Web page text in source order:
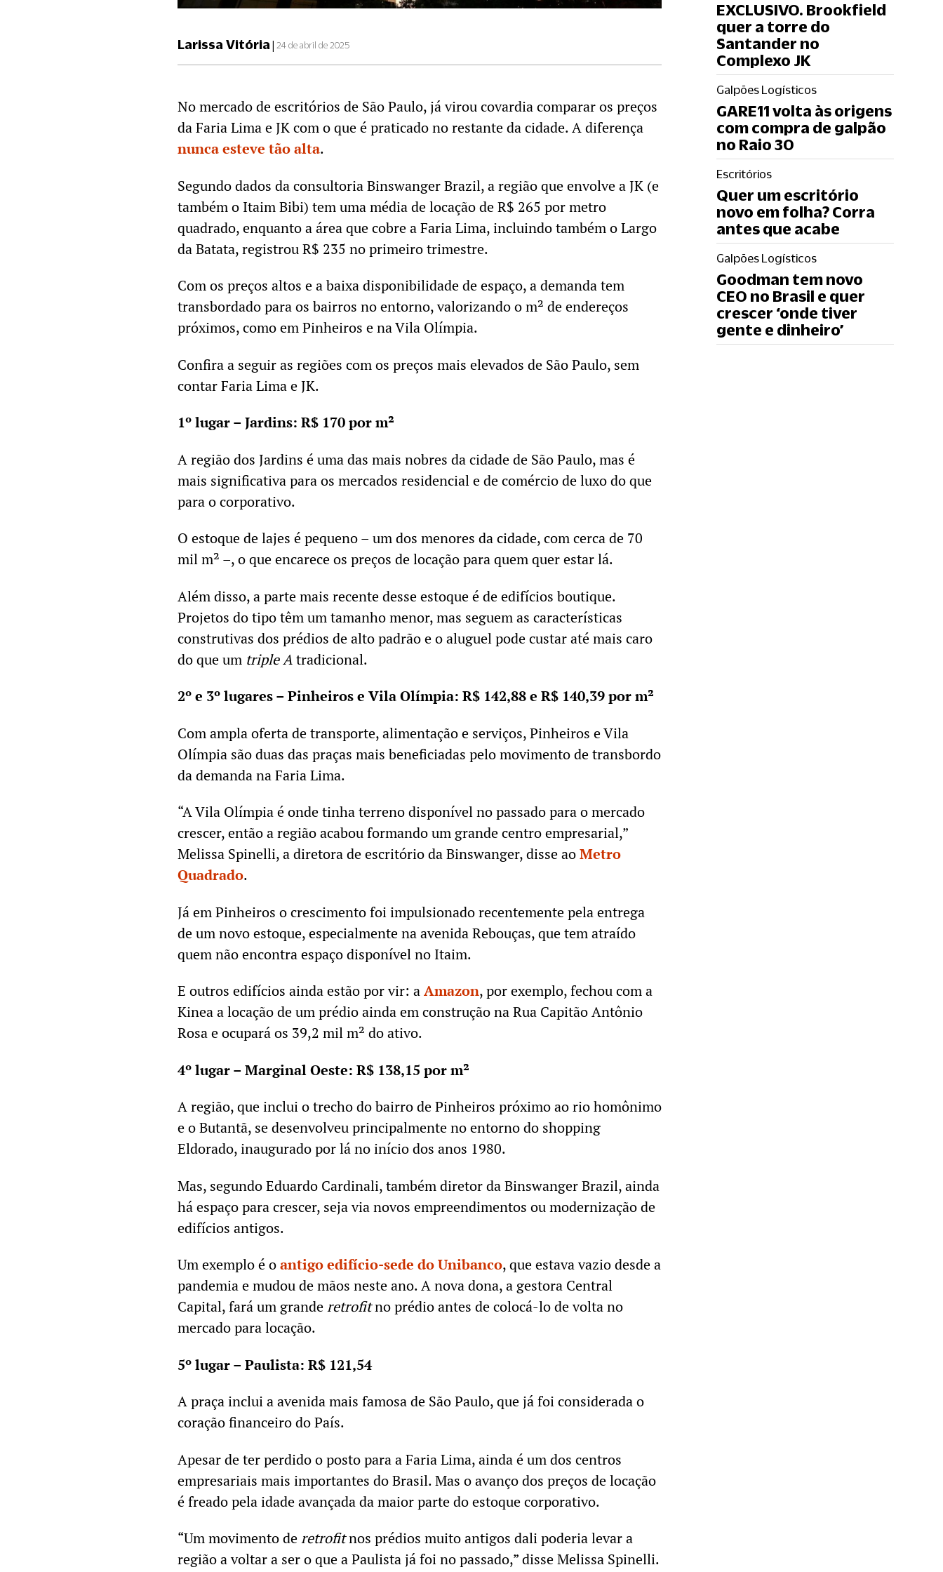
Larissa Vitória| 24 de abril de 2025
No mercado de escritórios de São Paulo, já virou covardia comparar os preços
da Faria Lima e JK com o que é praticado no restante da cidade. A diferença
nunca esteve tão alta.
Segundo dados da consultoria Binswanger Brazil, a região que envolve a JK (e
também o Itaim Bibi) tem uma média de locação de R$ 265 por metro
quadrado, enquanto a área que cobre a Faria Lima, incluindo também o Largo
da Batata, registrou R$ 235 no primeiro trimestre.
Com os preços altos e a baixa disponibilidade de espaço, a demanda tem
transbordado para os bairros no entorno, valorizando o m² de endereços
próximos, como em Pinheiros e na Vila Olímpia.
Confira a seguir as regiões com os preços mais elevados de São Paulo, sem
contar Faria Lima e JK.
1º lugar – Jardins: R$ 170 por m²
A região dos Jardins é uma das mais nobres da cidade de São Paulo, mas é
mais significativa para os mercados residencial e de comércio de luxo do que
para o corporativo.
O estoque de lajes é pequeno – um dos menores da cidade, com cerca de 70
mil m² –, o que encarece os preços de locação para quem quer estar lá.
Além disso, a parte mais recente desse estoque é de edifícios boutique.
Projetos do tipo têm um tamanho menor, mas seguem as características
construtivas dos prédios de alto padrão e o aluguel pode custar até mais caro
do que um triple Atradicional.
2º e 3º lugares – Pinheiros e Vila Olímpia: R$ 142,88 e R$ 140,39 por m²
Com ampla oferta de transporte, alimentação e serviços, Pinheiros e Vila
Olímpia são duas das praças mais beneficiadas pelo movimento de transbordo
da demanda na Faria Lima.
“A Vila Olímpia é onde tinha terreno disponível no passado para o mercado
crescer, então a região acabou formando um grande centro empresarial,”
Melissa Spinelli, a diretora de escritório da Binswanger, disse aoMetro
Quadrado.
Já em Pinheiros o crescimento foi impulsionado recentemente pela entrega
de um novo estoque, especialmente na avenida Rebouças, que tem atraído
quem não encontra espaço disponível no Itaim.
E outros edifícios ainda estão por vir: aAmazon, por exemplo, fechou com a
Kinea a locação de um prédio ainda em construção na Rua Capitão Antônio
Rosa e ocupará os 39,2 mil m² do ativo.
4º lugar – Marginal Oeste: R$ 138,15 por m²
A região, que inclui o trecho do bairro de Pinheiros próximo ao rio homônimo
e o Butantã, se desenvolveu principalmente no entorno do shopping
Eldorado, inaugurado por lá no início dos anos 1980.
Mas, segundo Eduardo Cardinali, também diretor da Binswanger Brazil, ainda
há espaço para crescer, seja via novos empreendimentos ou modernização de
edifícios antigos.
Um exemplo é oantigo edifício-sede do Unibanco, que estava vazio desde a
pandemia e mudou de mãos neste ano. A nova dona, a gestora Central
Capital, fará um granderetrofitno prédio antes de colocá-lo de volta no
mercado para locação.
5º lugar – Paulista: R$ 121,54
A praça inclui a avenida mais famosa de São Paulo, que já foi considerada o
coração financeiro do País.
Apesar de ter perdido o posto para a Faria Lima, ainda é um dos centros
empresariais mais importantes do Brasil. Mas o avanço dos preços de locação
é freado pela idade avançada da maior parte do estoque corporativo.
“Um movimento deretrofitnos prédios muito antigos dali poderia levar a
região a voltar a ser o que a Paulista já foi no passado,” disse Melissa Spinelli.
EXCLUSIVO. Brookfield
quer a torre do
Santander no
Complexo JK
Galpões Logísticos
GARE11 volta às origens
com compra de galpão
no Raio 30
Escritórios
Quer um escritório
novo em folha? Corra
antes que acabe
Galpões Logísticos
Goodman tem novo
CEO no Brasil e quer
crescer ‘onde tiver
gente e dinheiro’